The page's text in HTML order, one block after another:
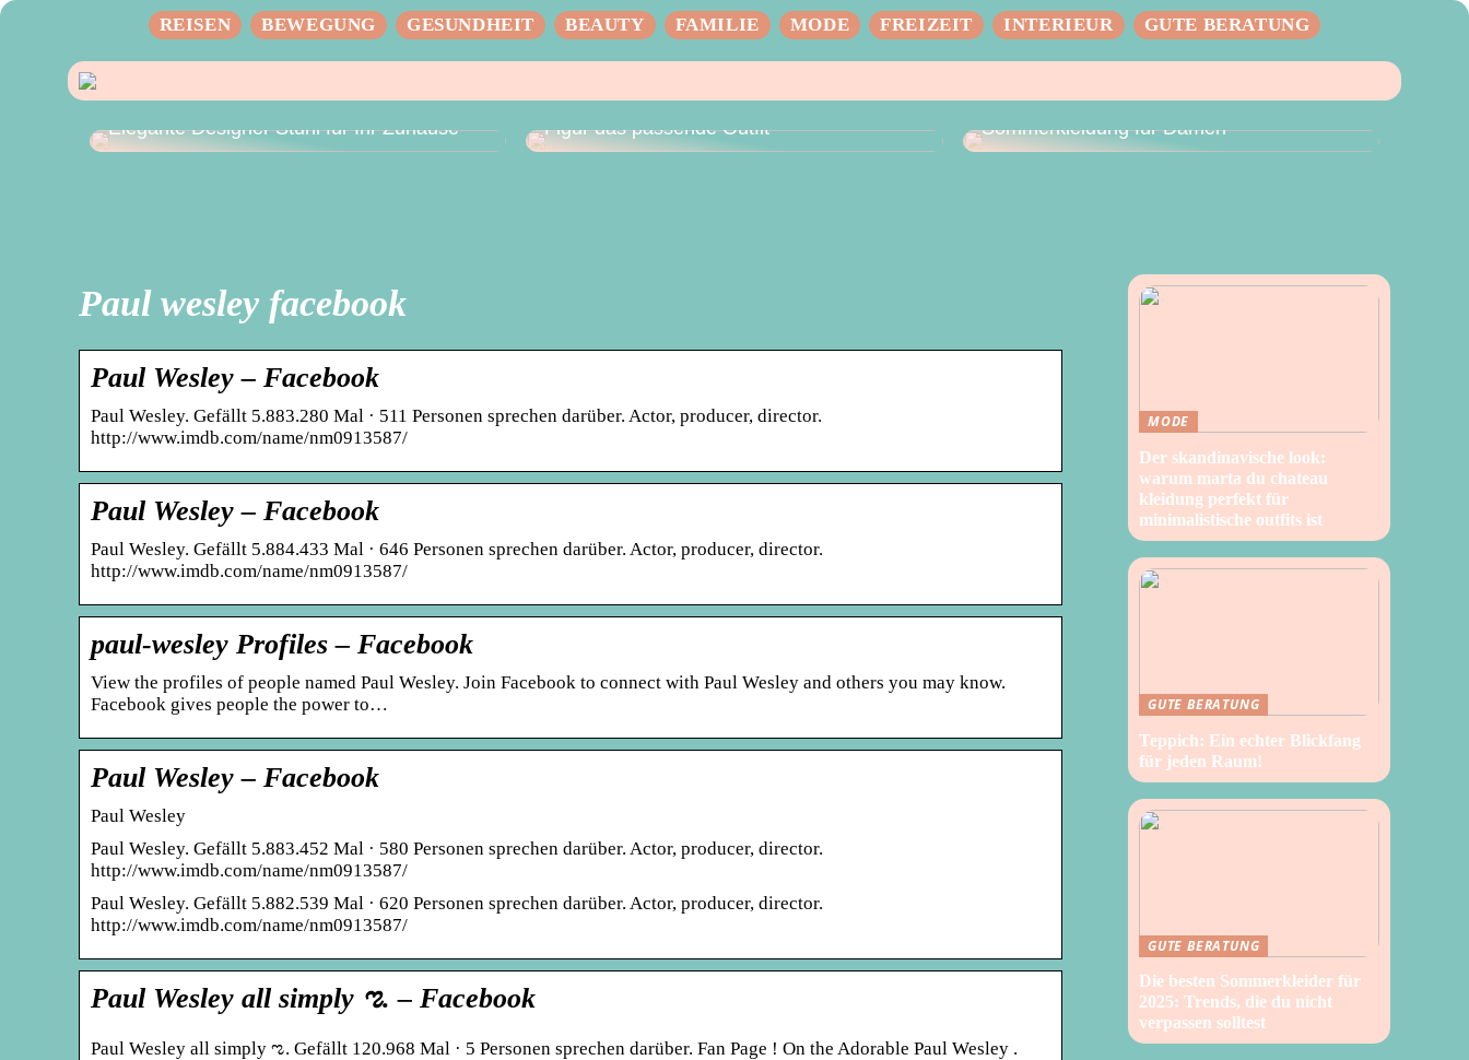
REISEN BEWEGUNG GESUNDHEIT BEAUTY FAMILIE MODE FREIZEIT INTERIEUR GUTE BERATUNG
Elegante Designer Stuhl für Ihr Zuhause
Figur das passende Outfit
Sommerkleidung für Damen
Paul wesley facebook
Paul Wesley – Facebook
Paul Wesley. Gefällt 5.883.280 Mal · 511 Personen sprechen darüber. Actor, producer, director.
http://www.imdb.com/name/nm0913587/
Paul Wesley – Facebook
Paul Wesley. Gefällt 5.884.433 Mal · 646 Personen sprechen darüber. Actor, producer, director.
http://www.imdb.com/name/nm0913587/
paul-wesley Profiles – Facebook
View the profiles of people named Paul Wesley. Join Facebook to connect with Paul Wesley and others you may know.
Facebook gives people the power to…
Paul Wesley – Facebook
Paul Wesley
Paul Wesley. Gefällt 5.883.452 Mal · 580 Personen sprechen darüber. Actor, producer, director.
http://www.imdb.com/name/nm0913587/
Paul Wesley. Gefällt 5.882.539 Mal · 620 Personen sprechen darüber. Actor, producer, director.
http://www.imdb.com/name/nm0913587/
Paul Wesley all simply ಌ. – Facebook
Paul Wesley all simply ಌ. Gefällt 120.968 Mal · 5 Personen sprechen darüber. Fan Page ! On the Adorable Paul Wesley .
MODE
Der skandinavische look:
warum marta du chateau
kleidung perfekt für
minimalistische outfits ist
GUTE BERATUNG
Teppich: Ein echter Blickfang
für jeden Raum!
GUTE BERATUNG
Die besten Sommerkleider für
2025: Trends, die du nicht
verpassen solltest